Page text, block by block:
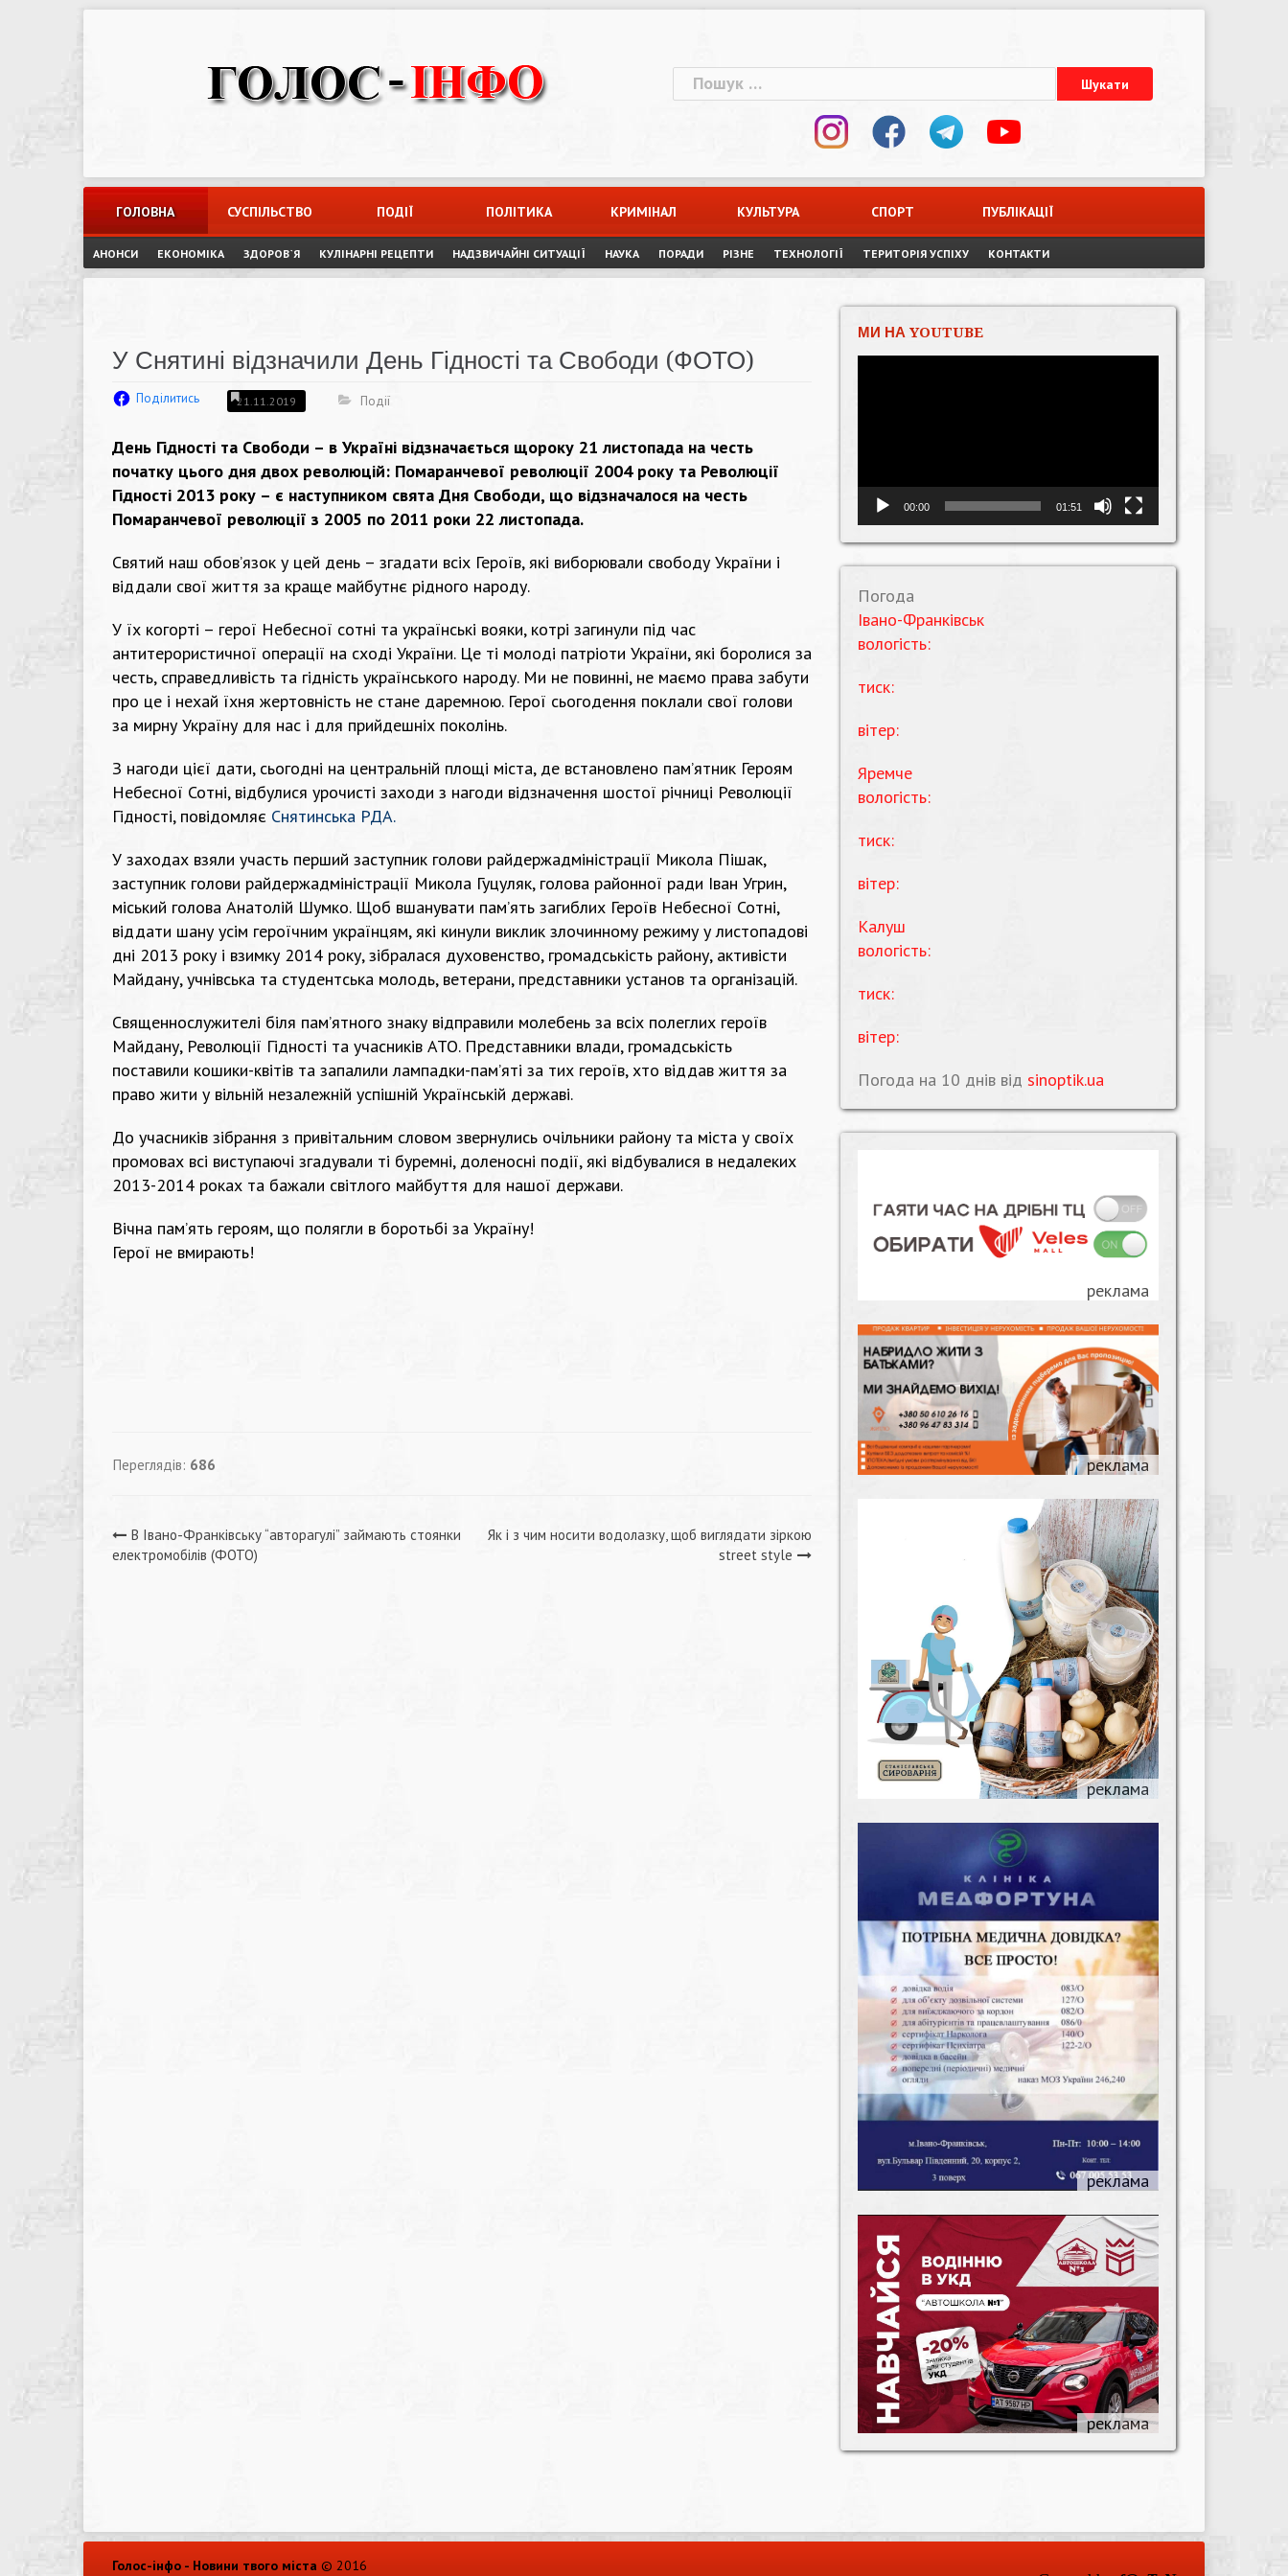
Пошук:
ГОЛОВНА СУСПІЛЬСТВО ПОДІЇ ПОЛІТИКА КРИМІНАЛ КУЛЬТУРА СПОРТ ПУБЛІКАЦІЇ
АНОНСИ ЕКОНОМІКА ЗДОРОВ`Я КУЛІНАРНІ РЕЦЕПТИ НАДЗВИЧАЙНІ СИТУАЦІЇ НАУКА ПОРАДИ РІЗНЕ ТЕХНОЛОГІЇ ТЕРИТОРІЯ УСПІХУ КОНТАКТИ
У Снятині відзначили День Гідності та Свободи (ФОТО)
Поділитись 21.11.2019 Події
День Гідності та Свободи – в Україні відзначається щороку 21 листопада на честь
початку цього дня двох революцій: Помаранчевої революції 2004 року та Революції
Гідності 2013 року – є наступником свята Дня Свободи, що відзначалося на честь
Помаранчевої революції з 2005 по 2011 роки 22 листопада.
Святий наш обов’язок у цей день – згадати всіх Героїв, які виборювали свободу України і
віддали свої життя за краще майбутнє рідного народу.
У їх когорті – герої Небесної сотні та українські вояки, котрі загинули під час
антитерористичної операції на сході України. Це ті молоді патріоти України, які боролися за
честь, справедливість та гідність українського народу. Ми не повинні, не маємо права забути
про це і нехай їхня жертовність не стане даремною. Герої сьогодення поклали свої голови
за мирну Україну для нас і для прийдешніх поколінь.
З нагоди цієї дати, сьогодні на центральній площі міста, де встановлено пам’ятник Героям
Небесної Сотні, відбулися урочисті заходи з нагоди відзначення шостої річниці Революції
Гідності, повідомляє Снятинська РДА.
У заходах взяли участь перший заступник голови райдержадміністрації Микола Пішак,
заступник голови райдержадміністрації Микола Гуцуляк, голова районної ради Іван Угрин,
міський голова Анатолій Шумко. Щоб вшанувати пам’ять загиблих Героїв Небесної Сотні,
віддати шану усім героїчним українцям, які кинули виклик злочинному режиму у листопадові
дні 2013 року і взимку 2014 року, зібралася духовенство, громадськість району, активісти
Майдану, учнівська та студентська молодь, ветерани, представники установ та організацій.
Священнослужителі біля пам’ятного знаку відправили молебень за всіх полеглих героїв
Майдану, Революції Гідності та учасників АТО. Представники влади, громадськість
поставили кошики-квітів та запалили лампадки-пам’яті за тих героїв, хто віддав життя за
право жити у вільній незалежній успішній Українській державі.
До учасників зібрання з привітальним словом звернулись очільники району та міста у своїх
промовах всі виступаючі згадували ті буремні, доленосні події, які відбувалися в недалеких
2013-2014 роках та бажали світлого майбуття для нашої держави.
Вічна пам’ять героям, що полягли в боротьбі за Україну!
Герої не вмирають!
Переглядів: 686
Навігація
В Івано-Франківську “авторагулі” займають стоянки
електромобілів (ФОТО)
Як і з чим носити водолазку, щоб виглядати зіркою
street style
МИ НА YOUTUBE
00:00 01:51
Погода
Івано-Франківськ
вологість:
тиск:
вітер:
Яремче
вологість:
тиск:
вітер:
Калуш
вологість:
тиск:
вітер:
Погода на 10 днів від sinoptik.ua
Голос-інфо - Новини твого міста © 2016